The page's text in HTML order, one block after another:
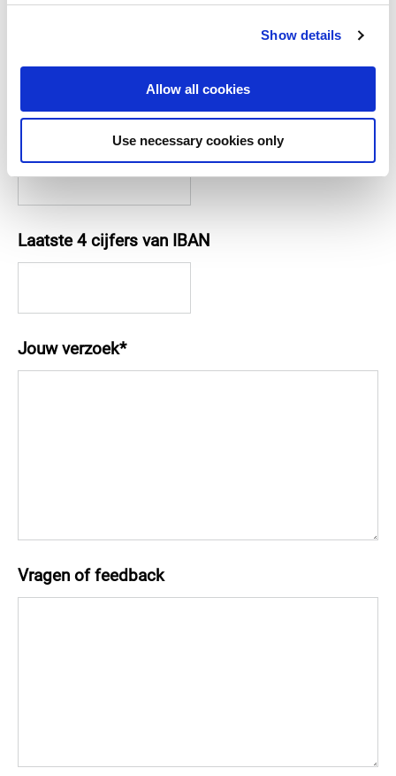
Show details
Allow all cookies
Use necessary cookies only
Postcode en huisnummer
Laatste 4 cijfers van IBAN
Jouw verzoek*
Vragen of feedback